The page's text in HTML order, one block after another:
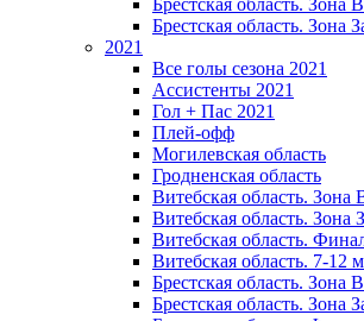
Брестская область. Зона
Брестская область. Зона
2021
Все голы сезона 2021
Ассистенты 2021
Гол + Пас 2021
Плей-офф
Могилевская область
Гродненская область
Витебская область. Зона
Витебская область. Зона
Витебская область.
Витебская область. 7-12
Брестская область. Зона
Брестская область. Зона